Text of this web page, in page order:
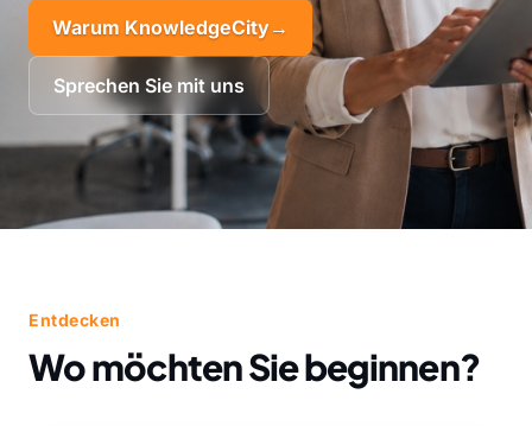
Warum KnowledgeCity→
Sprechen Sie mit uns
Entdecken
Wo möchten Sie beginnen?